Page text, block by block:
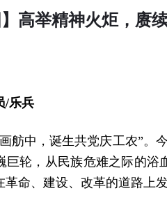
】高举精神火炬，赓
/乐兵
舫中，诞生共党庆工农”。
巨轮，从民族危难之际的
革命、建设、改革的道路上